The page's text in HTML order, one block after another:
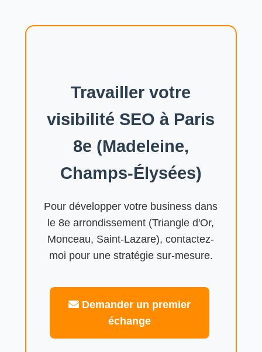
Travailler votre
visibilité SEO à Paris
8e (Madeleine,
Champs-Élysées)
Pour développer votre business dans
le 8e arrondissement (Triangle d'Or,
Monceau, Saint-Lazare), contactez-
moi pour une stratégie sur-mesure.
Demander un premier
échange